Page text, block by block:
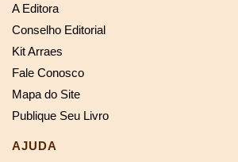
A Editora
Conselho Editorial
Kit Arraes
Fale Conosco
Mapa do Site
Publique Seu Livro
AJUDA